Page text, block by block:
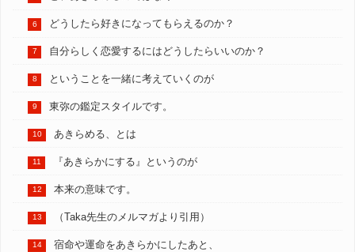
どうしたら好きになってもらえるのか？
自分らしく恋愛するにはどうしたらいいのか？
ということを一緒に考えていくのが
東弥の鑑定スタイルです。
あきらめる、とは
『あきらかにする』というのが
本来の意味です。
（Taka先生のメルマガより引用）
宿命や運命をあきらかにしたあと、